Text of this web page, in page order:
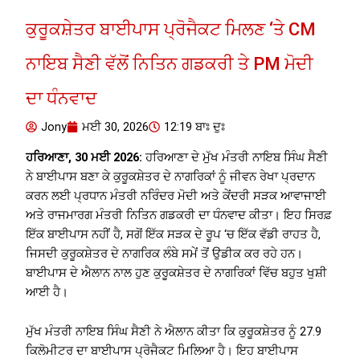
ਕੁਰੂਕਸ਼ੇਤਰ ਬਾਈਪਾਸ ਪ੍ਰੋਜੈਕਟ ਮਿਲਣ ‘ਤੇ CM
ਨਾਇਬ ਸੈਣੀ ਵੱਲੋਂ ਨਿਤਿਨ ਗਡਕਰੀ ਤੇ PM ਮੋਦੀ
ਦਾ ਧੰਨਵਾਦ
Jony ਮਈ 30, 2026 12:19 ਬਾਃ ਦੁਃ
ਹਰਿਆਣਾ, 30 ਮਈ 2026: ਹਰਿਆਣਾ ਦੇ ਮੁੱਖ ਮੰਤਰੀ ਨਾਇਬ ਸਿੰਘ ਸੈਣੀ
ਨੇ ਬਾਈਪਾਸ ਬਣਾ ਕੇ ਕੁਰੂਕਸ਼ੇਤਰ ਦੇ ਨਾਗਰਿਕਾਂ ਨੂੰ ਜੀਵਨ ਰੇਖਾ ਪ੍ਰਦਾਨ
ਕਰਨ ਲਈ ਪ੍ਰਧਾਨ ਮੰਤਰੀ ਨਰਿੰਦਰ ਮੋਦੀ ਅਤੇ ਕੇਂਦਰੀ ਸੜਕ ਆਵਾਜਾਈ
ਅਤੇ ਰਾਜਮਾਰਗ ਮੰਤਰੀ ਨਿਤਿਨ ਗਡਕਰੀ ਦਾ ਧੰਨਵਾਦ ਕੀਤਾ। ਇਹ ਸਿਰਫ਼
ਇੱਕ ਬਾਈਪਾਸ ਨਹੀਂ ਹੈ, ਸਗੋਂ ਇੱਕ ਸੜਕ ਦੇ ਰੂਪ ‘ਚ ਇੱਕ ਵੱਡੀ ਰਾਹਤ ਹੈ,
ਜਿਸਦੀ ਕੁਰੂਕਸ਼ੇਤਰ ਦੇ ਨਾਗਰਿਕ ਲੰਬੇ ਸਮੇਂ ਤੋਂ ਉਡੀਕ ਕਰ ਰਹੇ ਹਨ।
ਬਾਈਪਾਸ ਦੇ ਐਲਾਨ ਨਾਲ ਹੁਣ ਕੁਰੂਕਸ਼ੇਤਰ ਦੇ ਨਾਗਰਿਕਾਂ ਵਿੱਚ ਬਹੁਤ ਖੁਸ਼ੀ
ਆਈ ਹੈ।
ਮੁੱਖ ਮੰਤਰੀ ਨਾਇਬ ਸਿੰਘ ਸੈਣੀ ਨੇ ਐਲਾਨ ਕੀਤਾ ਕਿ ਕੁਰੂਕਸ਼ੇਤਰ ਨੂੰ 27.9
ਕਿਲੋਮੀਟਰ ਦਾ ਬਾਈਪਾਸ ਪ੍ਰੋਜੈਕਟ ਮਿਲਿਆ ਹੈ। ਇਹ ਬਾਈਪਾਸ